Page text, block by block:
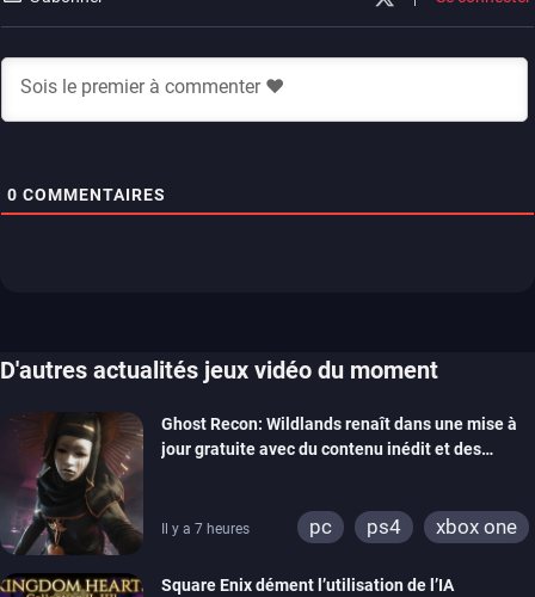
0 COMMENTAIRES
D'autres actualités jeux vidéo du moment
Ghost Recon: Wildlands renaît dans une mise à
jour gratuite avec du contenu inédit et des
Il y a 7 heures pc ps4 xbox one
Square Enix dément l’utilisation de l’IA